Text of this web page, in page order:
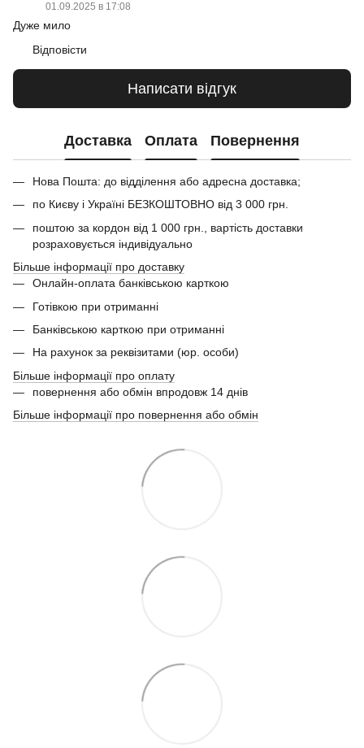
01.09.2025 в 17:08
Дуже мило
Відповісти
Написати відгук
Доставка Оплата Повернення
Нова Пошта: до відділення або адресна доставка;
по Києву і Україні БЕЗКОШТОВНО від 3 000 грн.
поштою за кордон від 1 000 грн., вартість доставки
розраховується індивідуально
Більше інформації про доставку
Онлайн-оплата банківською карткою
Готівкою при отриманні
Банківською карткою при отриманні
На рахунок за реквізитами (юр. особи)
Більше інформації про оплату
повернення або обмін впродовж 14 днів
Більше інформації про повернення або обмін